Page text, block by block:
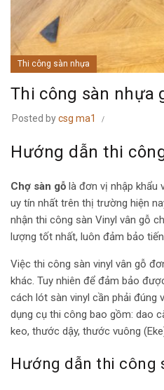
Thi công sàn nhựa
Thi công sàn nhựa
Posted bycsg ma1
Hướng dẫn thi
Chợ sàn gỗ là đơn vị nhập khẩu
uy tín nhất trên thị trường hiện
nhận thi công sàn Vinyl vân gỗ
lượng tốt nhất, luôn đảm bảo
Việc thi công sàn vinyl vân gỗ
khác. Tuy nhiên để đảm bảo
cách lót sàn vinyl cần phải đúng
dụng cụ thi công bao gồm: dao
keo, thước dậy, thước vuông
Hướng dẫn thi công